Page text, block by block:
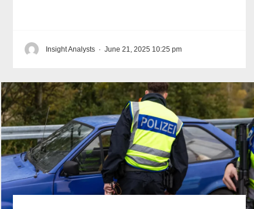
Insight Analysts · June 21, 2025 10:25 pm